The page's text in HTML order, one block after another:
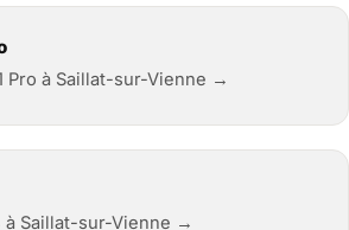
Pro à Saillat-sur-Vienne →
à Saillat-sur-Vienne →